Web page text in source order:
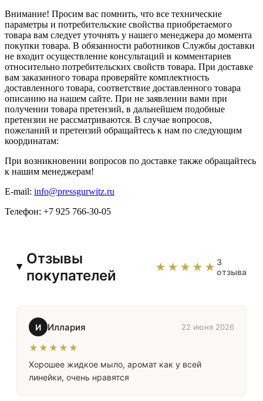
Внимание! Просим вас помнить, что все технические
параметры и потребительские свойства приобретаемого
товара вам следует уточнять у нашего менеджера до момента
покупки товара. В обязанности работников Службы доставки
не входит осуществление консультаций и комментариев
относительно потребительских свойств товара. При доставке
вам заказанного товара проверяйте комплектность
доставленного товара, соответствие доставленного товара
описанию на нашем сайте. При не заявлении вами при
получении товара претензий, в дальнейшем подобные
претензии не рассматриваются. В случае вопросов,
пожеланий и претензий обращайтесь к нам по следующим
координатам:
При возникновении вопросов по доставке также обращайтесь
к нашим менеджерам!
E-mail: info@pressgurwitz.ru
Телефон: +7 925 766-30-05
Отзывы
покупателей
★★★★★ 3
отзыва
И Иллария 22 июня 2026
★★★★★
Хорошее жидкое мыло, аромат как у всей
линейки, очень нравятся